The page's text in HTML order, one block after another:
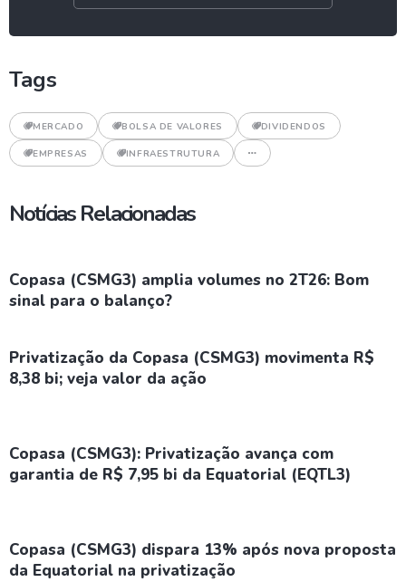
Tags
MERCADO BOLSA DE VALORES DIVIDENDOS
EMPRESAS INFRAESTRUTURA
Notícias Relacionadas
Copasa (CSMG3) amplia volumes no 2T26: Bom
sinal para o balanço?
Privatização da Copasa (CSMG3) movimenta R$
8,38 bi; veja valor da ação
Copasa (CSMG3): Privatização avança com
garantia de R$ 7,95 bi da Equatorial (EQTL3)
Copasa (CSMG3) dispara 13% após nova proposta
da Equatorial na privatização